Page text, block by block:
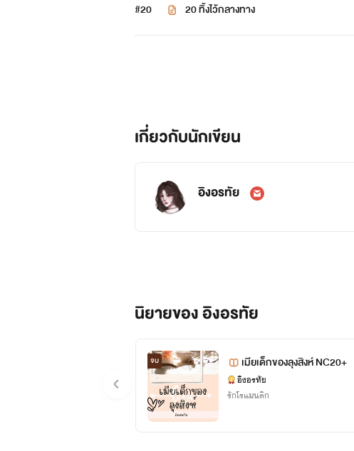
#20 20 ทิ้งไว้กลางทาง
เกี่ยวกับนักเขียน
อิงอรทัย
นิยายของ อิงอรทัย
จบ เมียเด็กของลุงสิงห์ NC20+
อิงอรทัย
รักโรแมนติก